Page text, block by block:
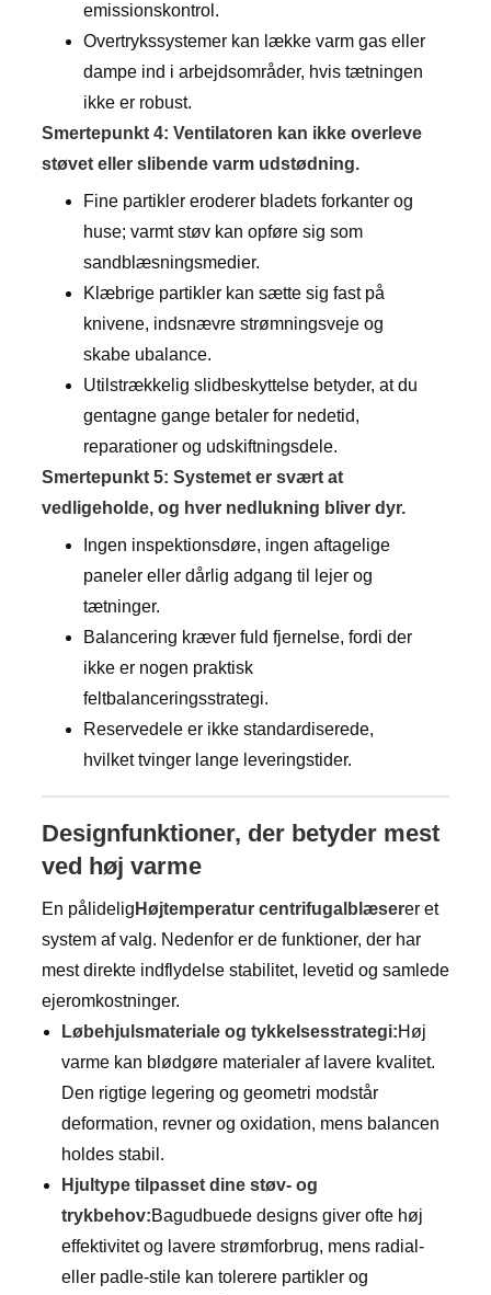
emissionskontrol.
Overtrykssystemer kan lække varm gas eller
dampe ind i arbejdsområder, hvis tætningen
ikke er robust.
Smertepunkt 4: Ventilatoren kan ikke overleve
støvet eller slibende varm udstødning.
Fine partikler eroderer bladets forkanter og
huse; varmt støv kan opføre sig som
sandblæsningsmedier.
Klæbrige partikler kan sætte sig fast på
knivene, indsnævre strømningsveje og
skabe ubalance.
Utilstrækkelig slidbeskyttelse betyder, at du
gentagne gange betaler for nedetid,
reparationer og udskiftningsdele.
Smertepunkt 5: Systemet er svært at
vedligeholde, og hver nedlukning bliver dyr.
Ingen inspektionsdøre, ingen aftagelige
paneler eller dårlig adgang til lejer og
tætninger.
Balancering kræver fuld fjernelse, fordi der
ikke er nogen praktisk
feltbalanceringsstrategi.
Reservedele er ikke standardiserede,
hvilket tvinger lange leveringstider.
Designfunktioner, der betyder mest
ved høj varme
En pålidelig Højtemperatur centrifugalblæserer et
system af valg. Nedenfor er de funktioner, der har
mest direkte indflydelse stabilitet, levetid og samlede
ejeromkostninger.
Løbehjulsmateriale og tykkelsesstrategi:Høj
varme kan blødgøre materialer af lavere kvalitet.
Den rigtige legering og geometri modstår
deformation, revner og oxidation, mens balancen
holdes stabil.
Hjultype tilpasset dine støv- og
trykbehov:Bagudbuede designs giver ofte høj
effektivitet og lavere strømforbrug, mens radial-
eller padle-stile kan tolerere partikler og